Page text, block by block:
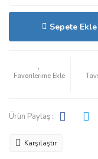
Sepete Ekle
Ürün Paylaş :
Karşılaştır